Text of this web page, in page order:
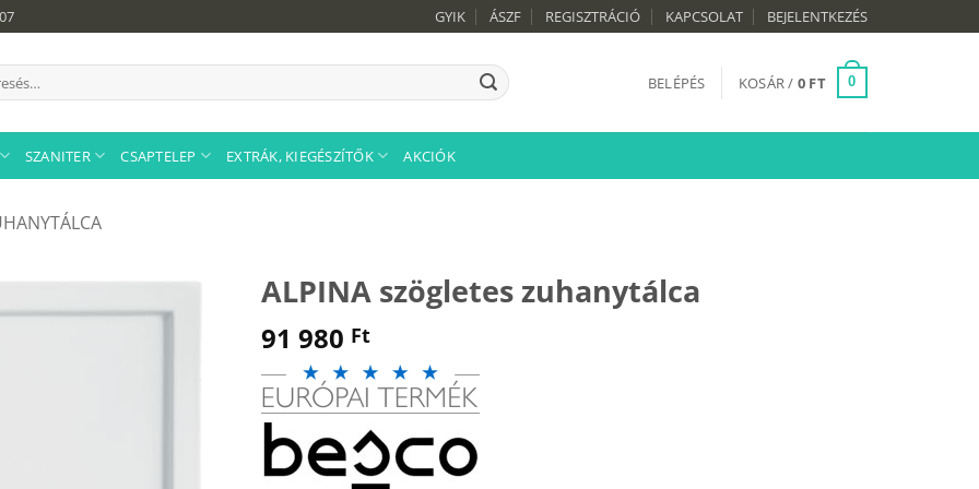
GYIK ÁSZF REGISZTRÁCIÓ KAPCSOLAT BEJELENTKEZÉS
BELÉPÉS KOSÁR / 0 FT 0
SZANITER CSAPTELEP EXTRÁK, KIEGÉSZÍTŐK AKCIÓK
ALPINA szögletes zuhanytálca
91 980 Ft